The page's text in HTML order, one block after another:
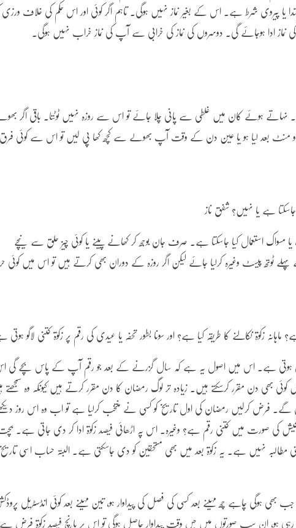
یا پیروی شرط ہے۔ اس کے بغیر نماز نہیں ہوگی۔ تاہم اگر کوئی اور اس حکم کی خلاف ورزی
ادا ہوجائے گی۔ دوسروں کی نماز کی خرابی سے آپ کی نماز خراب نہیں ہوگی۔
نہاتے ہوئے کان میں غلطی سے پانی چلا جائے تو اس سے روزہ نہیں ٹوٹتا۔ باقی اگر
منٹ بعد لیا ہو یا عین دن کے وقت آپ بھولے سے کچھ کھا پی لیں تو اس سے کوئی فرق
ہے یا نہیں؟ شفق ناز
مسواک استعمال کیا جاسکتا ہے۔ صرف جان بوجھ کر کھانے پینے یا کوئی چیز حلق سے نیچے
ٹوتھ پیسٹ وغیرہ کرلیا جائے لیکن اگر روزہ کے دوران بھی کرتے ہیں تو اس میں کوئی
زکوٰۃ نکالنے کا طریقہ کیا ہے؟ اور سونا بطور تحفہ یا عیدی کی رقم پر زکوٰۃ کتنی لاگو ہوتی
ہوتی ہے۔ اس میں اصول یہ ہے کہ سال گزرنے کے بعد جو رقم آپ کے پاس بچے گی
کوئی بھی دن مقرر کرسکتے ہیں۔ زیادہ تر لوگ رمضان کا دن مقرر کرتے ہیں کیونکہ وہ سمجھتے
گے۔ فرض کرلیں رمضان کی اول تاریخ کو کسی نے منتخب کرلیا ہے تو اب وہ اس روز
کی صورت میں کتنی رقم ہے؟ وغیرہ۔ اس پہ اڑھائی فیصد زکوٰۃ ادا کر دی جاتی ہے۔
دینی مطالبہ نہیں ہے۔ یہ زکوٰۃ بعد میں بھی مستحقین کو دی جاسکتی ہے۔ البتہ حساب اسی تاریخ
جب بھی ہوگی چاہے چھ مہینے بعد کسی کی فصل کی پیداوار ہو، تین مہینے بعد کوئی انڈسٹریل
مل رہی ہو، ان سب صورتوں میں جس وقت پیداوار حاصل ہوگی تو اس پر پانچ فیصد زکوٰۃ فرض ہے